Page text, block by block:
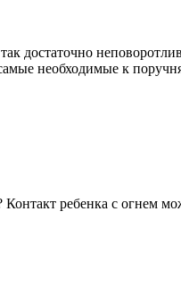
достаточно
необходимые к
ребенка с огнем